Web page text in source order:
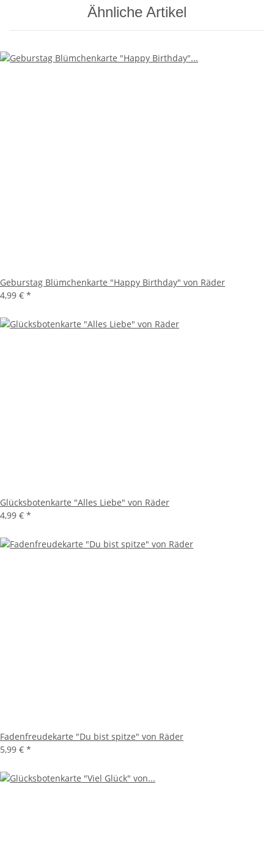
Ähnliche Artikel
Geburstag Blümchenkarte "Happy Birthday" von Räder
4,99 € *
Glücksbotenkarte "Alles Liebe" von Räder
4,99 € *
Fadenfreudekarte "Du bist spitze" von Räder
5,99 € *